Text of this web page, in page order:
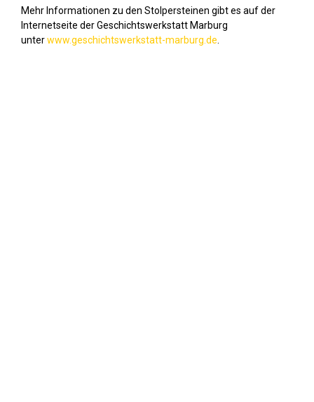
Mehr Informationen zu den Stolpersteinen gibt es auf der
Internetseite der Geschichtswerkstatt Marburg
unterwww.geschichtswerkstatt-marburg.de